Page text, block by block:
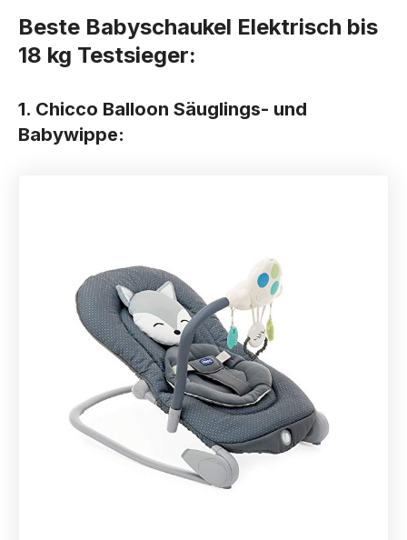
Beste Babyschaukel Elektrisch bis
18 kg Testsieger:
1. Chicco Balloon Säuglings- und
Babywippe: